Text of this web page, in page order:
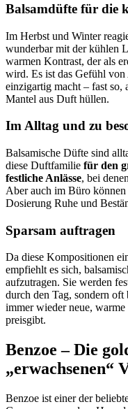
Balsamdüfte für die
Im Herbst und Winter
wunderbar mit der kühlen
warmen Kontrast, der als
wird. Es ist das Gefühl von
einzigartig macht – fast so,
Mantel aus Duft hüllen.
Im Alltag und zu
Balsamische Düfte sind
diese Duftfamilie für den
festliche Anlässe, bei
Aber auch im Büro können
Dosierung Ruhe und
Sparsam auftragen
Da diese Kompositionen
empfiehlt es sich,
aufzutragen. Sie werden
durch den Tag, sondern
immer wieder neue,
preisgibt.
Benzoe – Die
„erwachsenen“
Benzoe ist einer der